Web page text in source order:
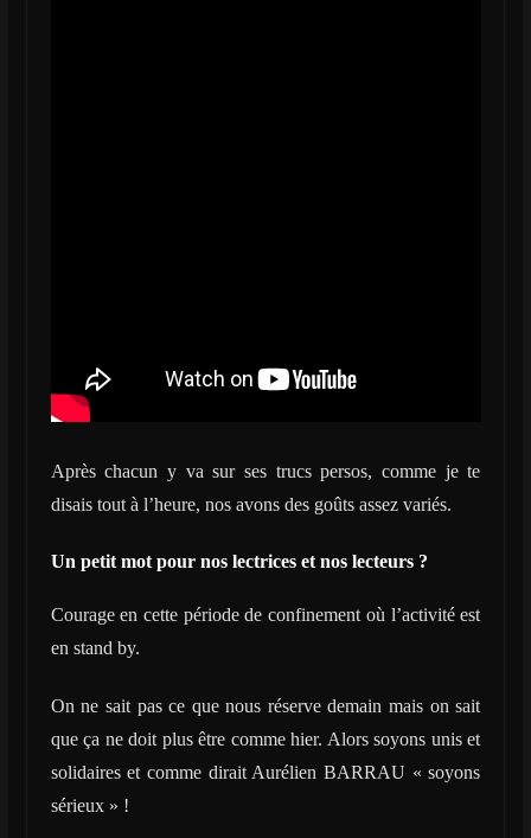
Après chacun y va sur ses trucs persos, comme je te
disais tout à l’heure, nos avons des goûts assez variés.
Un petit mot pour nos lectrices et nos lecteurs ?
Courage en cette période de confinement où l’activité est
en stand by.
On ne sait pas ce que nous réserve demain mais on sait
que ça ne doit plus être comme hier. Alors soyons unis et
solidaires et comme dirait Aurélien BARRAU « soyons
sérieux » !